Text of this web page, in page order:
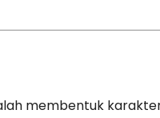
membentuk